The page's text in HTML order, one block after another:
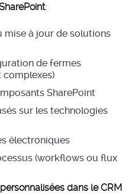
:
mise à jour de solutions
de fermes
complexes)
SharePoint
sur les technologies
électroniques
(workflows ou flux
dans le CRM